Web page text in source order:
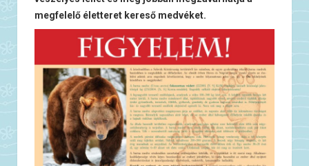
megfelelő életteret kereső medvéket.